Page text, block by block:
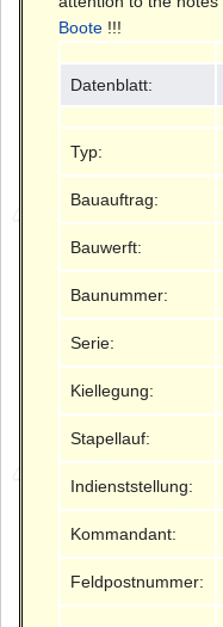
Boote !!!
Datenblatt:
Typ:
Bauauftrag:
Bauwerft:
Baunummer:
Serie:
Kiellegung:
Stapellauf:
Indienststellung:
Kommandant:
Feldpostnummer: